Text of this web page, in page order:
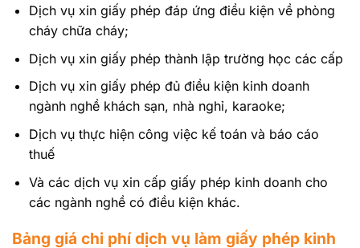
Dịch vụ xin giấy phép đáp ứng điều kiện về phòng
cháy chữa cháy;
Dịch vụ xin giấy phép thành lập trường học các cấp
Dịch vụ xin giấy phép đủ điều kiện kinh doanh
ngành nghề khách sạn, nhà nghỉ, karaoke;
Dịch vụ thực hiện công việc kế toán và báo cáo
thuế
Và các dịch vụ xin cấp giấy phép kinh doanh cho
các ngành nghề có điều kiện khác.
Bảng giá chi phí dịch vụ làm giấy phép kinh